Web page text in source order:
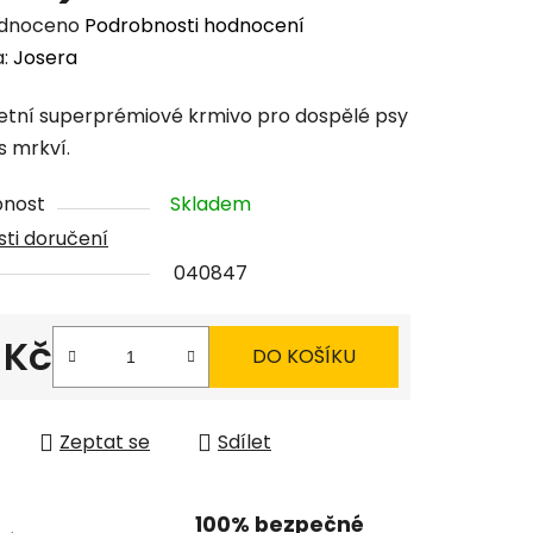
Podrobnosti hodnocení
Josera
superprémiové krmivo pro dospělé psy
mrkví.
Skladem
doručení
040847
cena:
DO KOŠÍKU
Zeptat se Sdílet
100% bezpečné